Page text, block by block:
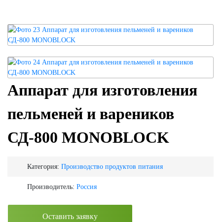
Аппарат для изготовления
пельменей и вареников
СД-800 MONOBLOCK
Категория: Производство продуктов питания
Производитель: Россия
Оставить заявку